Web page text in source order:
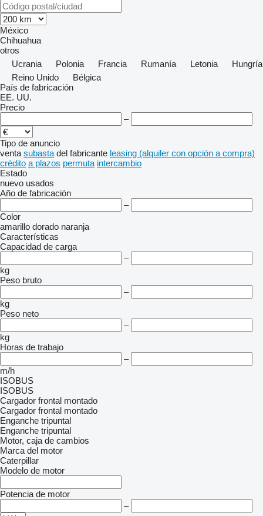
México
Chihuahua
otros
Ucrania
Polonia Francia Rumanía Letonia
Hungría
Reino Unido
Bélgica
País de fabricación
EE. UU.
Precio
–
Tipo de anuncio
venta subasta del fabricante leasing (alquiler con opción a compra)
crédito a plazos permuta intercambio
Estado
nuevo usados
Año de fabricación
–
Color
amarillo dorado naranja
Características
Capacidad de carga
–
kg
Peso bruto
–
kg
Peso neto
–
kg
Horas de trabajo
–
m/h
ISOBUS
ISOBUS
Cargador frontal montado
Cargador frontal montado
Enganche tripuntal
Enganche tripuntal
Motor, caja de cambios
Marca del motor
Caterpillar
Modelo de motor
Potencia de motor
–